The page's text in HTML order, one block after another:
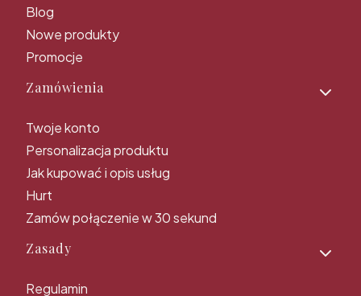
Blog
Nowe produkty
Promocje
Zamówienia
Twoje konto
Personalizacja produktu
Jak kupować i opis usług
Hurt
Zamów połączenie w 30 sekund
Zasady
Regulamin